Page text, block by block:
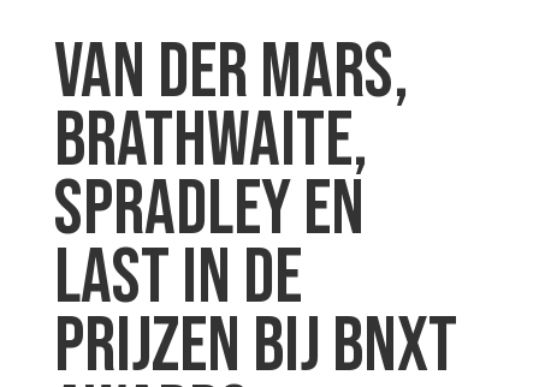
VAN DER MARS,
BRATHWAITE,
SPRADLEY EN
LAST IN DE
PRIJZEN BIJ BNXT